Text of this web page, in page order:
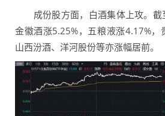
成份股方面，白酒集体上攻。截
金徽酒涨5.25%，五粮液涨4.17%，
山西汾酒、洋河股份等亦涨幅居前。